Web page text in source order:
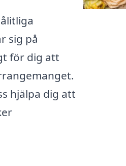
sig på
för dig att
hjälpa dig att